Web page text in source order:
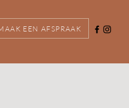
EEN AFSPRAAK